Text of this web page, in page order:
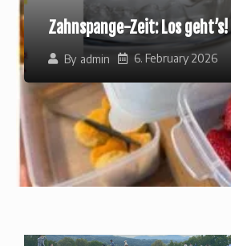
Zahnspange-Zeit: Los geht’s!
By admin 6. February 2026